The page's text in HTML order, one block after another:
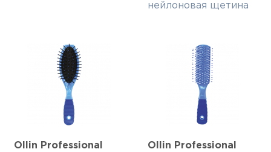
нейлоновая щетина
Ollin Professional
Ollin Professional